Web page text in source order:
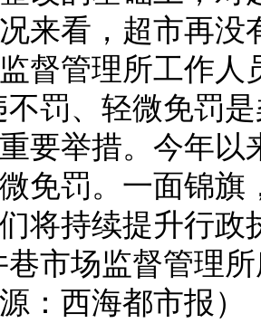
来看，超市再
督管理所工作人
罚、轻微免罚是
要举措。今年
免罚。一面锦
将持续提升行
巷市场监督管理
西海都市报）